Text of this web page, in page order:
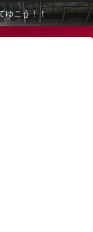
ゆこう！！